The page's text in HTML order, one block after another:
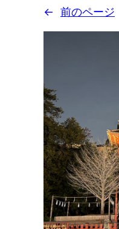
← 前のページ